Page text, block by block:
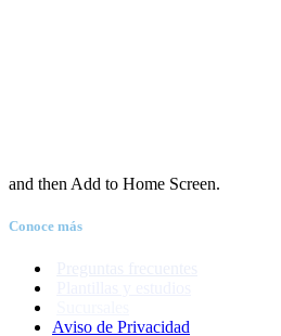
and then Add to Home Screen.
Conoce más
Aviso de Privacidad